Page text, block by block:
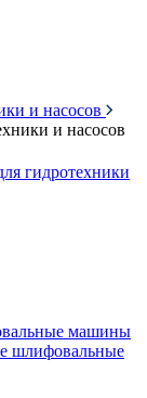
и насосов
и насосов
гидротехники
машины
шлифовальные